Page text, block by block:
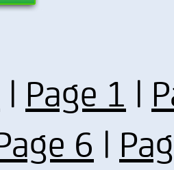
| Page 1 |
6 |